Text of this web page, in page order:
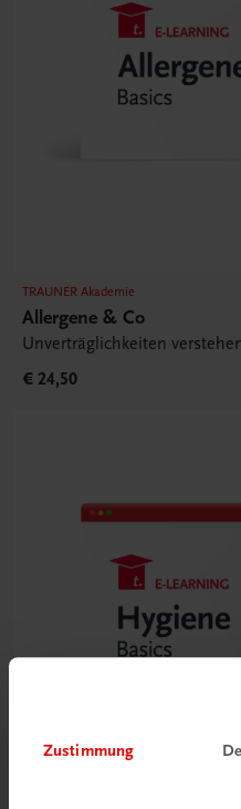
Zustimmung
TRAUNER Akademie
Allergene & Co
Unverträglichkeiten
€ 24,50